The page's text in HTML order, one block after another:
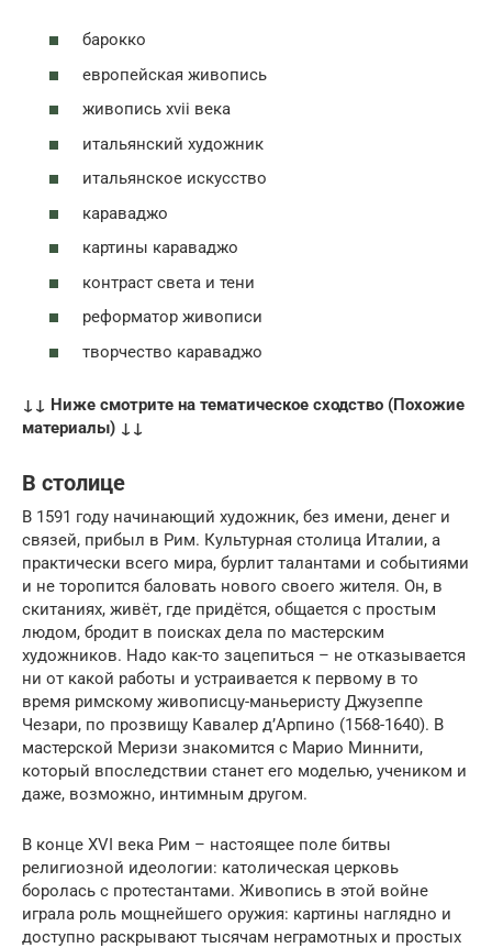
барокко
европейская живопись
живопись xvii века
итальянский художник
итальянское искусство
караваджо
картины караваджо
контраст света и тени
реформатор живописи
творчество караваджо
↓↓ Ниже смотрите на тематическое сходство (Похожие
материалы) ↓↓
В столице
В 1591 году начинающий художник, без имени, денег и
связей, прибыл в Рим. Культурная столица Италии, а
практически всего мира, бурлит талантами и событиями
и не торопится баловать нового своего жителя. Он, в
скитаниях, живёт, где придётся, общается с простым
людом, бродит в поисках дела по мастерским
художников. Надо как-то зацепиться – не отказывается
ни от какой работы и устраивается к первому в то
время римскому живописцу-маньеристу Джузеппе
Чезари, по прозвищу Кавалер д’Арпино (1568-1640). В
мастерской Меризи знакомится с Марио Миннити,
который впоследствии станет его моделью, учеником и
даже, возможно, интимным другом.
В конце XVI века Рим – настоящее поле битвы
религиозной идеологии: католическая церковь
боролась с протестантами. Живопись в этой войне
играла роль мощнейшего оружия: картины наглядно и
доступно раскрывают тысячам неграмотных и простых